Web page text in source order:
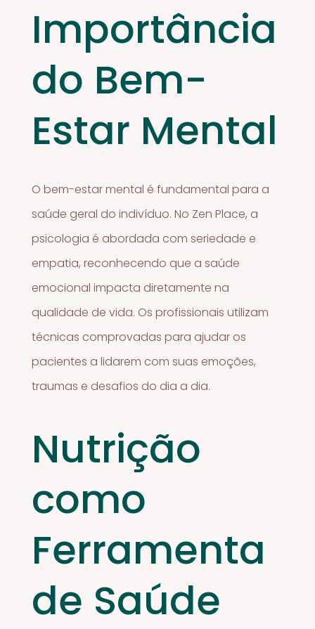
Importância
do Bem-
Estar Mental
O bem-estar mental é fundamental para a
saúde geral do indivíduo. No Zen Place, a
psicologia é abordada com seriedade e
empatia, reconhecendo que a saúde
emocional impacta diretamente na
qualidade de vida. Os profissionais utilizam
técnicas comprovadas para ajudar os
pacientes a lidarem com suas emoções,
traumas e desafios do dia a dia.
Nutrição
como
Ferramenta
de Saúde